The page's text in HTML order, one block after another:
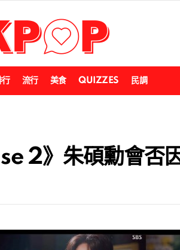
行 流行 美食 QUIZZES 民調
2》朱碩勳會否